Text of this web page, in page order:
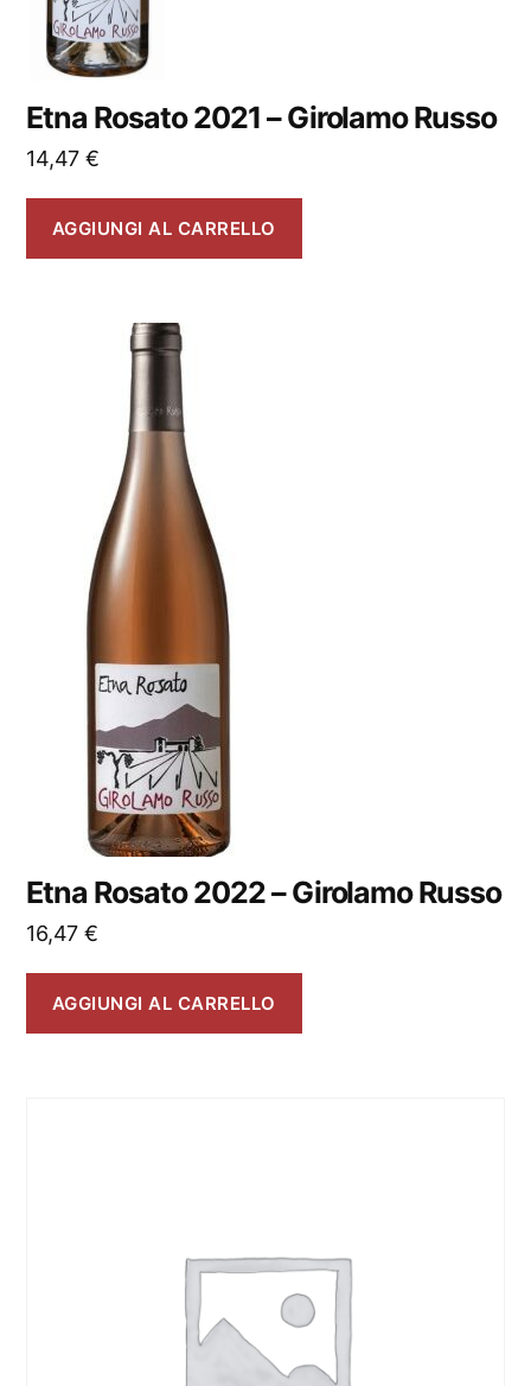
Etna Rosato 2021 – Girolamo Russo
14,47 €
AGGIUNGI AL CARRELLO
Etna Rosato 2022 – Girolamo Russo
16,47 €
AGGIUNGI AL CARRELLO